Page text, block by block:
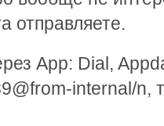
отправляете.
App: Dial,
internal/n,